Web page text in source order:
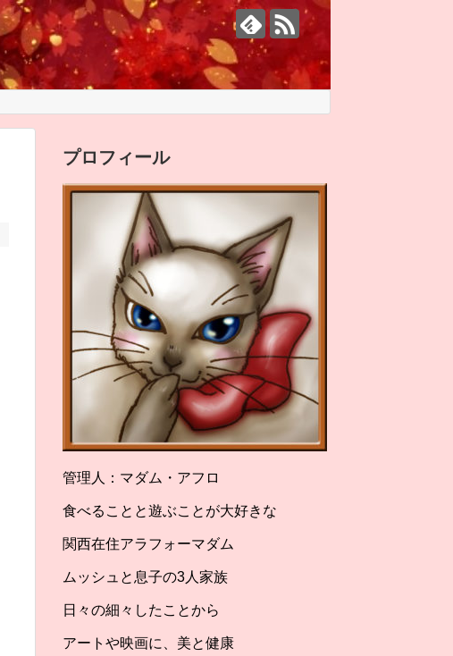
プロフィール
管理人：マダム・アフロ
食べることと遊ぶことが大好きな
関西在住アラフォーマダム
ムッシュと息子の3人家族
日々の細々したことから
アートや映画に、美と健康